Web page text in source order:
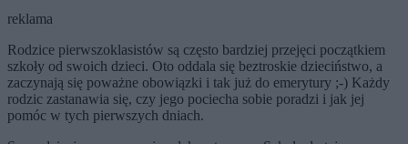
reklama
Rodzice pierwszoklasistów są często bardziej przejęci początkiem
szkoły od swoich dzieci. Oto oddala się beztroskie dzieciństwo, a
zaczynają się poważne obowiązki i tak już do emerytury ;-) Każdy
rodzic zastanawia się, czy jego pociecha sobie poradzi i jak jej
pomóc w tych pierwszych dniach.